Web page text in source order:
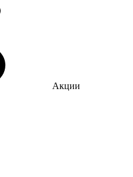
Акции